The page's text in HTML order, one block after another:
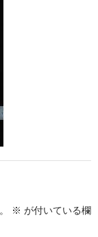
※ が付いている欄